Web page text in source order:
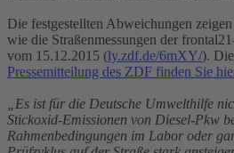
Die festgestellten Abweichungen
wie die Straßenmessungen der
vom 15.12.2015 (ly.zdf.de/6mXY/).
Pressemitteilung des ZDF finden Sie
„Es ist für die Deutsche Umwelthilfe
Stickoxid-Emissionen von Diesel-Pkw
Rahmenbedingungen im Labor oder